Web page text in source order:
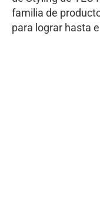
familia de
para lograr hasta